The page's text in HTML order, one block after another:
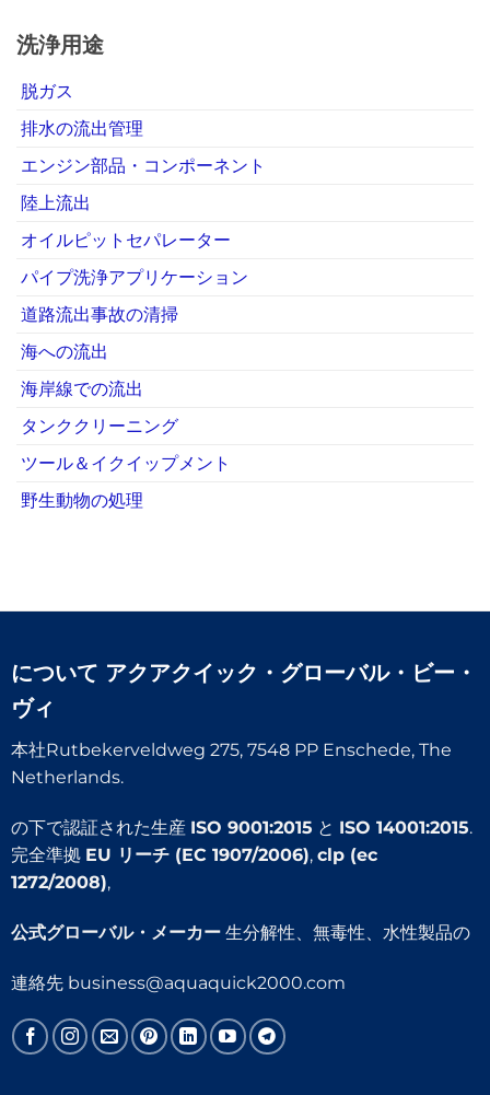
洗浄用途
脱ガス
排水の流出管理
エンジン部品・コンポーネント
陸上流出
オイルピットセパレーター
パイプ洗浄アプリケーション
道路流出事故の清掃
海への流出
海岸線での流出
タンククリーニング
ツール＆イクイップメント
野生動物の処理
について アクアクイック・グローバル・ビー・
ヴィ
本社Rutbekerveldweg 275, 7548 PP Enschede, The
Netherlands.
の下で認証された生産 ISO 9001:2015 と ISO 14001:2015.
完全準拠 EU リーチ (EC 1907/2006), clp (ec
1272/2008),
公式グローバル・メーカー生分解性、無毒性、水性製品の
連絡先 business@aquaquick2000.com